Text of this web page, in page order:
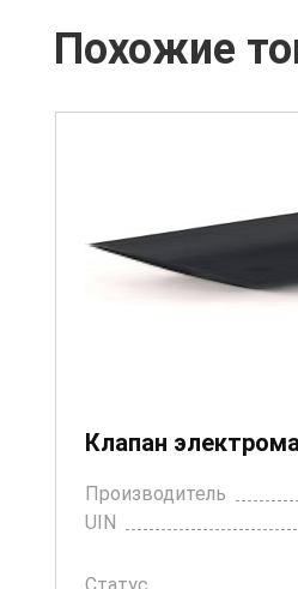
Похожие
Клапан
Производитель
UIN